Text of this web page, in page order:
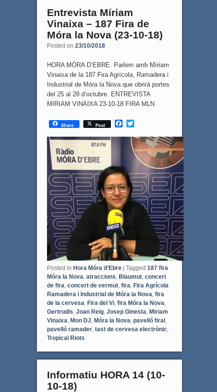
Entrevista Míriam
Vinaixa – 187 Fira de
Móra la Nova (23-10-18)
Posted on 23/10/2018
HORA MÓRA D’EBRE. Parlem amb Míriam
Vinaixa de la 187 Fira Agrícola, Ramadera i
Industrial de Móra la Nova que obrirà portes
del 25 al 28 d’octubre. ENTREVISTA
MIRIAM VINAIXA 23-10-18 FIRA MLN
Share Post
F
c
o
k
T
i
t
t
e
Posted in Hora Móra d'Ebre Tagged 187 fira
Móra la Nova, atraccions, Blaumut, concert
de fira, concert de vermut, fira, Fira Agrícola
Ramadera i Industrial de Móra la Nova, fira
de la cervesa, Fira del Vi, fira Móra la Nova,
Gertrudis, Joan Reig, Josep Ginesta, Miriam
Vinaixa, Mon DJ, Móra la Nova, pavelló firal ,
pavelló ramader, tast de cervesa electrònic,
Tropical Riots
Informatiu HORA 14 (10-
10-18)